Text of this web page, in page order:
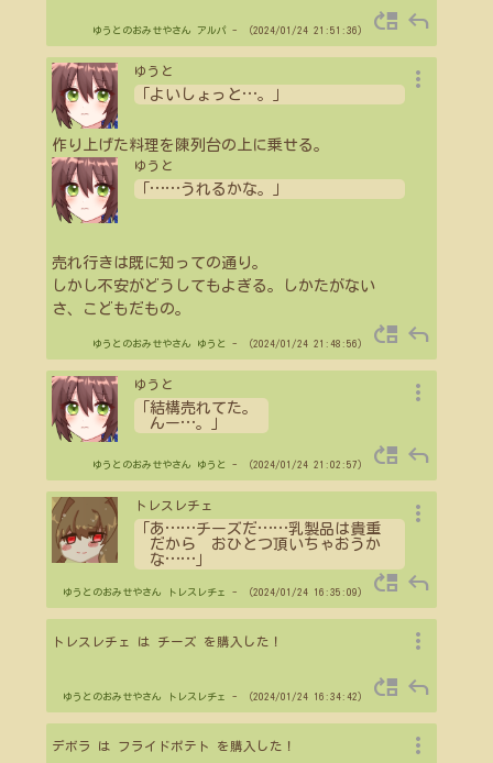
ゆうとのおみせやさん アルパ- （2024/01/24 21:51:36） move_up reply
ゆうと
「よいしょっと …。」
作り上げた料理を陳列台の上に乗せる。
ゆうと
……うれるかな。」
売れ行きは既に知っての通り。
しかし不安がどうしてもよぎる。しかたがない
さ、こどもだもの。
more_vert
ゆうとのおみせやさん ゆうと - （2024/01/24 21:48:56） move_up reply
ゆうと
「結構売れてた。
んー…。」
more_vert
ゆうとのおみせやさん ゆうと - （2024/01/24 21:02:57） move_up reply
トレスレチェ
「あ ……チーズだ……乳製品は貴重
だから おひとつ頂いちゃおうか
な……
more_vert
ゆうとのおみせやさん トレスレチェ - （2024/01/24 16:35:09） move_up reply
トレスレチェ は チーズ を購入した！ more_vert
ゆうとのおみせやさん トレスレチェ - （2024/01/24 16:34:42） move_up reply
デボラ は フライドポテト を購入した！ more_vert